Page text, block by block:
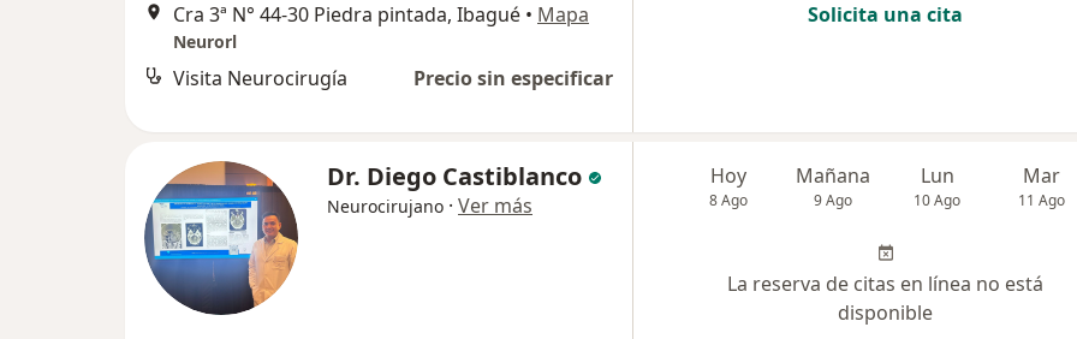
Cra 3ª N° 44-30 Piedra pintada, Ibagué • Mapa
Neurorl
Visita Neurocirugía Precio sin especificar
Solicita una cita
Dr. Diego Castiblanco
Neurocirujano · Ver más
Hoy
8 Ago
Mañana
9 Ago
Lun
10 Ago
Mar
11 Ago
La reserva de citas en línea no está
disponible